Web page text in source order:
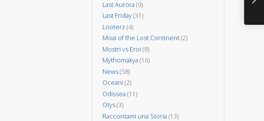
Last Aurora (9)
Last Friday(31)
Looterz (4)
Moai of the Lost Continent(2)
Mostri vs Eroi (8)
Mythomakya (16)
News(58)
Oceani (2)
Odissea (11)
Otys(3)
Raccontami una Storia (13)